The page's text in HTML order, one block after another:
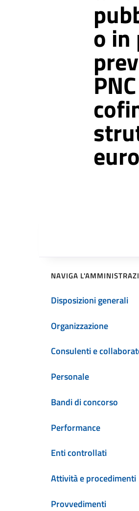
o in
NAVIGA
Disposizioni generali
Organizzazione
Consulenti e
Personale
Bandi di concorso
Performance
Enti controllati
Attività e procedimenti
Provvedimenti